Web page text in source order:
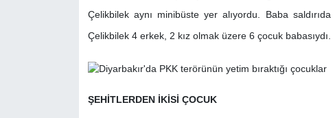
Çelikbilek aynı minibüste yer alıyordu. Baba
Çelikbilek 4 erkek, 2 kız olmak üzere 6 çocuk babasıydı.
ŞEHİTLERDEN İKİSİ ÇOCUK